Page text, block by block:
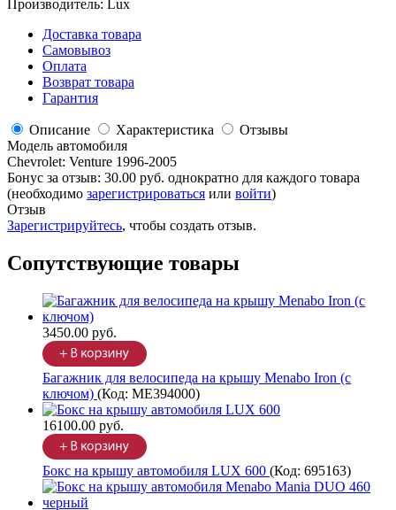
Производитель: Lux
Доставка товара
Самовывоз
Оплата
Возврат товара
Гарантия
Описание Характеристика
Отзывы
Модель автомобиля
Chevrolet: Venture 1996-2005
Бонус за отзыв: 30.00 руб. однократно для каждого товара
(необходимо зарегистрироваться или войти)
Отзыв
Зарегистрируйтесь, чтобы создать отзыв.
Сопутствующие товары
3450.00 руб.
Багажник для велосипеда на крышу Menabo Iron (с
ключом) (Код: ME394000)
16100.00 руб.
Бокс на крышу автомобиля LUX 600 (Код: 695163)